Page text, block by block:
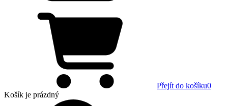
Přejít do košíku0
Košík je prázdný